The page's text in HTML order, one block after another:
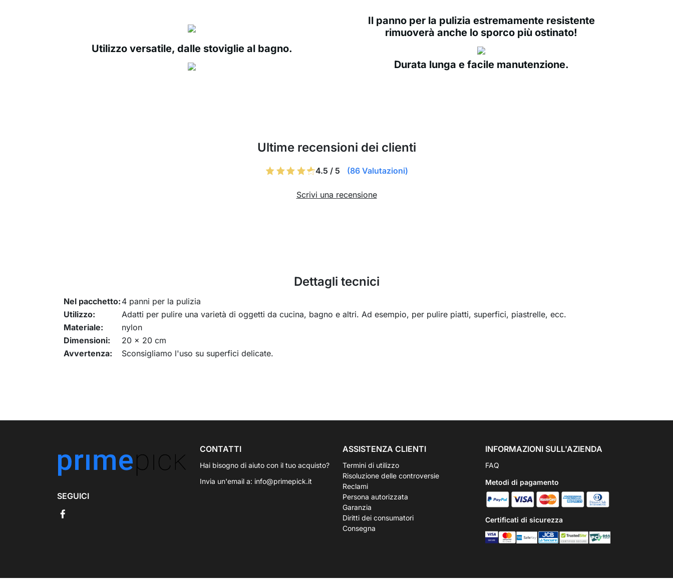
Il panno per la pulizia estremamente resistente
rimuoverà anche lo sporco più ostinato!
Utilizzo versatile, dalle stoviglie al bagno.
Durata lunga e facile manutenzione.
Ultime recensioni dei clienti
4.5 / 5 (86 Valutazioni)
Scrivi una recensione
Dettagli tecnici
Nel pacchetto: 4 panni per la pulizia
Utilizzo:
Adatti per pulire una varietà di oggetti da cucina, bagno e altri. Ad esempio, per pulire piatti, superfici, piastrelle, ecc.
Materiale:
nylon
Dimensioni:
20 x 20 cm
Avvertenza:
Sconsigliamo l'uso su superfici delicate.
SEGUICI
CONTATTI
Hai bisogno di aiuto con il tuo acquisto?
Invia un'email a: info@primepick.it
ASSISTENZA CLIENTI
Termini di utilizzo
Risoluzione delle controversie
Reclami
Persona autorizzata
Garanzia
Diritti dei consumatori
Consegna
INFORMAZIONI SULL'AZIENDA
FAQ
Metodi di pagamento
Certificati di sicurezza